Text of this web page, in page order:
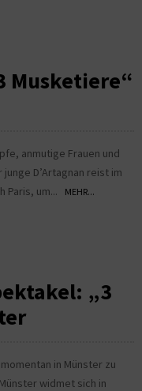
Musketiere“
anmutige Frauen und
D’Artagnan reist im
Paris, um...
MEHR...
„3
in Münster zu
widmet sich in